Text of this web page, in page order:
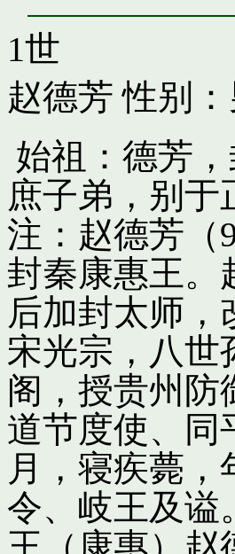
1世
赵德芳 性别：
始祖：德芳
庶子弟，别于
注：赵德芳（
封秦康惠王。
后加封太师，
宋光宗，八世
阁，授贵州防
道节度使、同
月，寝疾薨
令、岐王及谥